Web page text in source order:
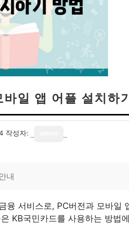
일 앱 어플 설치하
작성자:
내
융 서비스로, PC버전과 모바일
KB국민카드를 사용하는 방법